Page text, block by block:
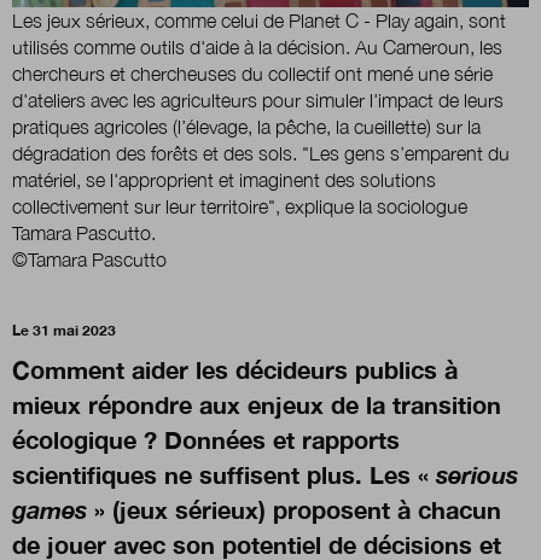
Nous suivre sur Twittersur LinkedIn
sur
Les jeux sérieux, comme celui de Planet C - Play again, sont
utilisés comme outils d'aide à la décision. Au Cameroun, les
chercheurs et chercheuses du collectif ont mené une série
d'ateliers avec les agriculteurs pour simuler l'impact de leurs
pratiques agricoles (l’élevage, la pêche, la cueillette) sur la
dégradation des forêts et des sols. "Les gens s’emparent du
matériel, se l'approprient et imaginent des solutions
collectivement sur leur territoire", explique la sociologue
Tamara Pascutto.
©Tamara Pascutto
Le 31 mai 2023
Comment aider les décideurs publics à
mieux répondre aux enjeux de la transition
écologique ? Données et rapports
scientifiques ne suffisent plus. Les « serious
games » (jeux sérieux) proposent à chacun
de jouer avec son potentiel de décisions et